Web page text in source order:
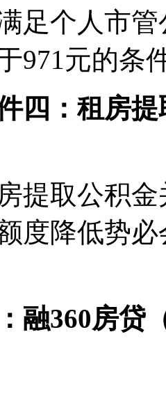
足个人市
971元的条
四：租房
提取公积
度降低势
融360房贷